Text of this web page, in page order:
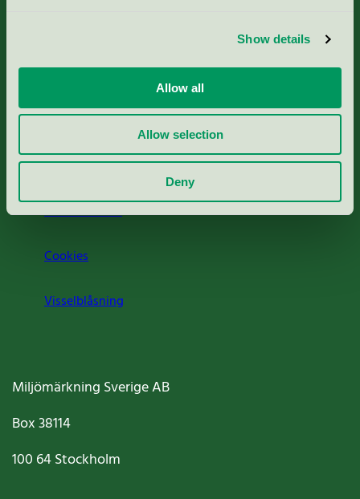
Show details
Allow all
Allow selection
Deny
Press
Om oss
Jobba hos oss
Cookies
Visselblåsning
Miljömärkning Sverige AB
Box38114
100 64Stockholm